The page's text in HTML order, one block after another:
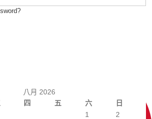
八月 2026
四 五 六 日
1
2